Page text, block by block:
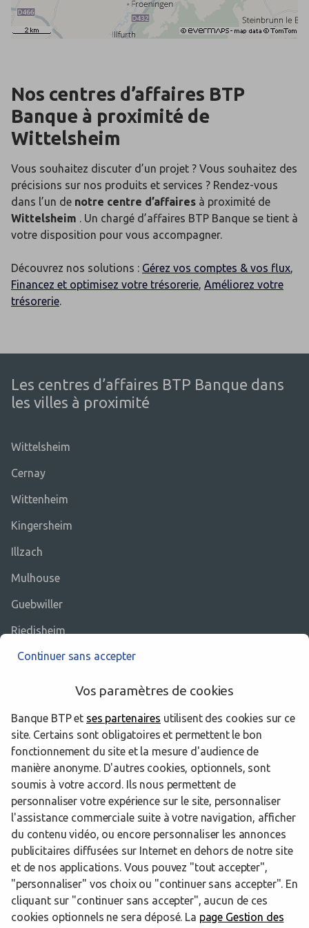
Nos centres d’affaires BTP
Banque à proximité de
Wittelsheim
Vous souhaitez discuter d’un projet ? Vous souhaitez des
précisions sur nos produits et services ? Rendez-vous
dans l’un de notre centre d’affaires à proximité de
Wittelsheim . Un chargé d’affaires BTP Banque se tient à
votre disposition pour vous accompagner.
Découvrez nos solutions : Gérez vos comptes & vos flux,
Financez et optimisez votre trésorerie, Améliorez votre
trésorerie.
Les centres d’affaires BTP Banque dans
les villes à proximité
Wittelsheim
Cernay
Wittenheim
Kingersheim
Illzach
Mulhouse
Guebwiller
Riedisheim
Rixheim
Les centres d’affaires BTP Banque dans
les départements limitrophes
67 Bas-Rhin
Trouver un centre d’affaires BTP Banque Haut-Rhin Wittelsheim
Powered by
Continuer sans accepter
Vos paramètres de cookies
Banque BTP et ses partenaires utilisent des cookies sur ce
site. Certains sont obligatoires et permettent le bon
fonctionnement du site et la mesure d'audience de
manière anonyme. D'autres cookies, optionnels, sont
soumis à votre accord. Ils nous permettent de
personnaliser votre expérience sur le site, personnaliser
l'assistance commerciale suite à votre navigation, afficher
du contenu vidéo, ou encore personnaliser les annonces
publicitaires diffusées sur Internet en dehors de notre site
et de nos applications. Vous pouvez "tout accepter",
"personnaliser" vos choix ou "continuer sans accepter". En
cliquant sur "continuer sans accepter", aucun de ces
cookies optionnels ne sera déposé. La page Gestion des